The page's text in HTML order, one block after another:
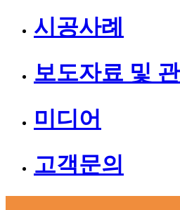
모든에너지
시공사례
보도자료 및
미디어
고객문의